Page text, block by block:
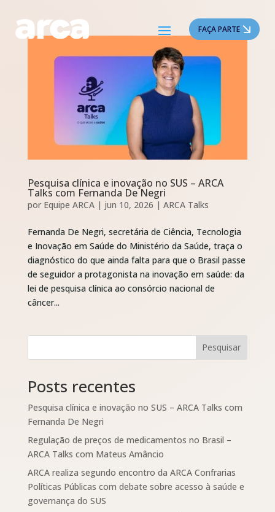
FAÇA PARTE
Pesquisa clínica e inovação no SUS – ARCA
Talks com Fernanda De Negri
por Equipe ARCA| jun 10, 2026 | ARCA Talks
Fernanda De Negri, secretária de Ciência, Tecnologia
e Inovação em Saúde do Ministério da Saúde, traça o
diagnóstico do que ainda falta para que o Brasil passe
de seguidor a protagonista na inovação em saúde: da
lei de pesquisa clínica ao consórcio nacional de
câncer...
Pesquisar
Posts recentes
Pesquisa clínica e inovação no SUS – ARCA Talks com
Fernanda De Negri
Regulação de preços de medicamentos no Brasil –
ARCA Talks com Mateus Amâncio
ARCA realiza segundo encontro da ARCA Confrarias
Políticas Públicas com debate sobre acesso à saúde e
governança do SUS